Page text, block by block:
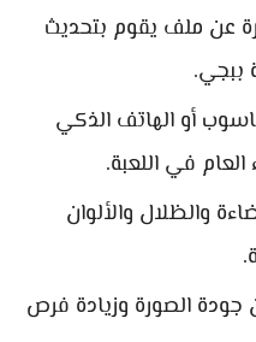
عن ملف يقوم بتحديث
ببجي.
أو الهاتف الذكي
في اللعبة.
والظلال والألوان
الصورة وزيادة فرص